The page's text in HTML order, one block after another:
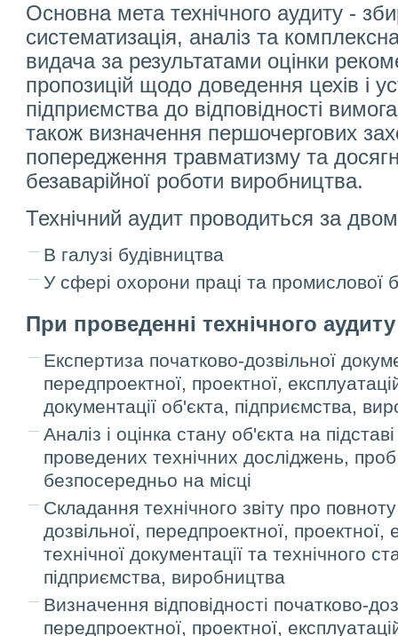
Основна мета технічного аудиту -
систематизація, аналіз та
видача за результатами оцінки
пропозицій щодо доведення цехів і
підприємства до відповідності
також визначення першочергових
попередження травматизму та
безаварійної роботи виробництва.
Технічний аудит проводиться за
В галузі будівництва
У сфері охорони праці та промислової
При проведенні технічного
Експертиза початково-дозвільної
передпроектної, проектної,
документації об'єкта, підприємства,
Аналіз і оцінка стану об'єкта на
проведених технічних досліджень, проб
безпосередньо на місці
Складання технічного звіту про
дозвільної, передпроектної, проектної,
технічної документації та технічного
підприємства, виробництва
Визначення відповідності початково-
передпроектної, проектної,